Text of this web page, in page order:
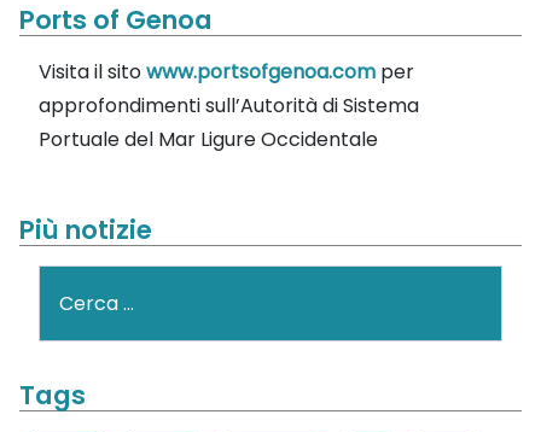
Ports of Genoa
Visita il sitowww.portsofgenoa.com per
approfondimenti sull’Autorità di Sistema
Portuale del Mar Ligure Occidentale
Più notizie
Tags